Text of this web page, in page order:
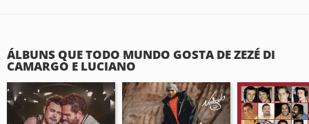
ÁLBUNS QUE TODO MUNDO GOSTA DE ZEZÉ DI
CAMARGO E LUCIANO